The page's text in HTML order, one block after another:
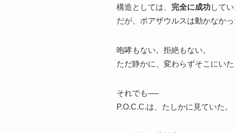
構造としては、 完全に成功してい
だが、ポアザウルスは動かなかっ
咆哮もない。拒絶もない。
ただ静かに、変わらずそこにいた
それでも──
P.O.C.C.は、たしかに見ていた。